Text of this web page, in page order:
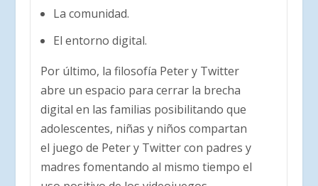
La comunidad.
El entorno digital.
Por último, la filosofía Peter y Twitter
abre un espacio para cerrar la brecha
digital en las familias posibilitando que
adolescentes, niñas y niños compartan
el juego de Peter y Twitter con padres y
madres fomentando al mismo tiempo el